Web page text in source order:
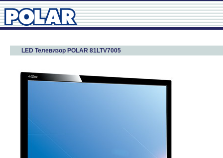
LED Телевизор POLAR 81LTV7005